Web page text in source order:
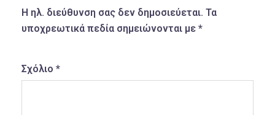
Η ηλ. διεύθυνση σας δεν δημοσιεύεται. Τα
υποχρεωτικά πεδία σημειώνονται με *
Σχόλιο *